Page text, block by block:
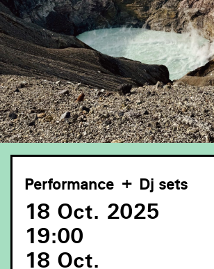
Performance + Dj sets
18 Oct. 2025
19:00
18 Oct.